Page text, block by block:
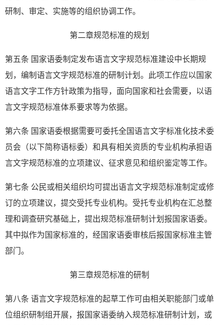
研制、审定、实施等的组织协调工作。
第二章规范标准的规划
第五条 国家语委制定发布语言文字规范标准建设中长期规
划，编制语言文字规范标准的研制计划。此项工作应以国家
语言文字工作方针政策为指导，面向国家和社会需要，以语
言文字规范标准体系要求等为依据。
第六条 国家语委根据需要可委托全国语言文字标准化技术委
员会（以下简称语标委）和具有相关资质的专业机构承担语
言文字规范标准的立项建议、征求意见和组织鉴定等工作。
第七条 公民或相关组织均可提出语言文字规范标准制定或修
订的立项建议，提交受托专业机构。受托专业机构在汇总整
理和调查研究基础上，提出规范标准研制计划报国家语委。
其中拟作为国家标准的，经国家语委审核后报国家标准主管
部门。
第三章规范标准的研制
第八条 语言文字规范标准的起草工作可由相关职能部门或单
位组织研制组开展，报国家语委纳入规范标准研制计划，或